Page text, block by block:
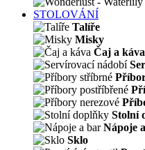
STOLOVÁNÍ
Talíře
Misky
Čaj a káva
Stolní
Nápoje
Sklo